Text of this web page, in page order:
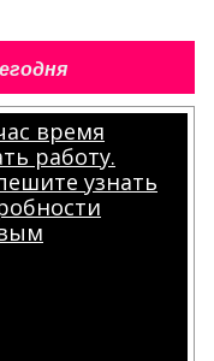
время
работу.
узнать